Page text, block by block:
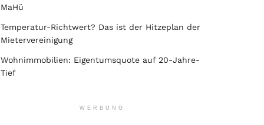
MaHü
Temperatur-Richtwert? Das ist der Hitzeplan der
Mietervereinigung
Wohnimmobilien: Eigentumsquote auf 20-Jahre-
Tief
WERBUNG